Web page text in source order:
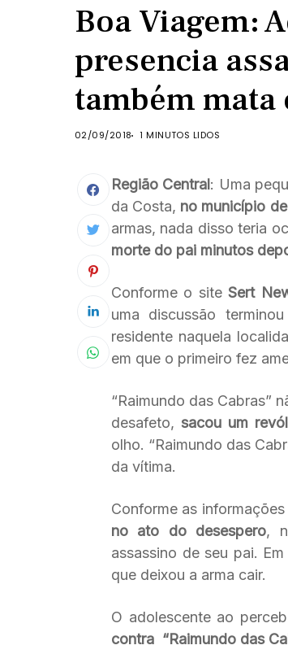
Boa Viagem:
presencia
também
02/09/2018 1 MINUTOS LIDOS
Região Central: Uma
da Costa, no município
armas, nada disso teria
morte do pai minutos
Conforme o siteSert
uma discussão
residente naquela
em que o primeiro fez
“Raimundo das Cabras”
desafeto, sacou um
olho. “Raimundo das
da vítima.
Conforme as
no ato do desespero,
assassino de seu pai.
que deixou a arma cair.
O adolescente ao
contra “Raimundo das